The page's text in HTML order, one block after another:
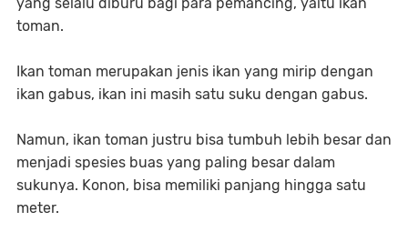
toman.
Ikan toman merupakan jenis ikan yang mirip dengan
ikan gabus, ikan ini masih satu suku dengan gabus.
Namun, ikan toman justru bisa tumbuh lebih besar dan
menjadi spesies buas yang paling besar dalam
sukunya. Konon, bisa memiliki panjang hingga satu
meter.